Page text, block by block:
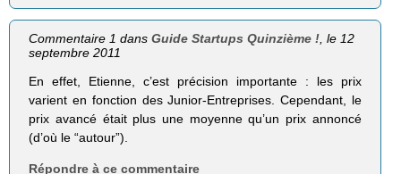
Commentaire 1 dansGuide Startups Quinzième ! , le 12
septembre 2011
En effet, Etienne, c’est précision importante : les prix
varient en fonction des Junior-Entreprises. Cependant, le
prix avancé était plus une moyenne qu’un prix annoncé
(d’où le “autour”).
Répondre à ce commentaire